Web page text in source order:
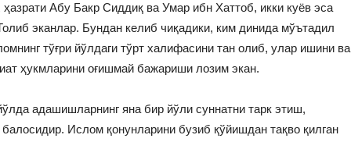
Абу Бакр Сиддиқ ва Умар ибн Хаттоб, икки куёв эса
эканлар. Бундан келиб чиқадики, ким динида мўътадил
тўғри йўлдаги тўрт халифасини тан олиб, улар ишини ва
ҳукмларини оғишмай бажариши лозим экан.
адашишларнинг яна бир йўли суннатни тарк этиш,
Ислом қонунларини бузиб қўйишдан тақво қилган